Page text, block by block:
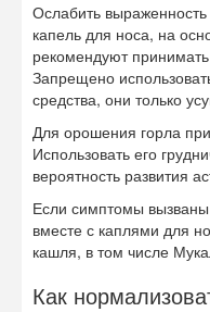
Ослабить
капель для носа, на
рекомендуют
Запрещено
средства, они только
Для орошения горла
Использовать его
вероятность развития
Если симптомы
вместе с каплями для
кашля, в том числе
Как